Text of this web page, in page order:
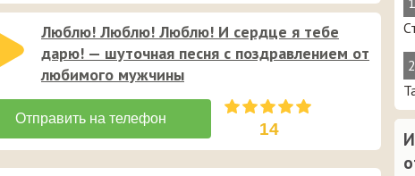
Люблю! Люблю! Люблю! И сердце я тебе
дарю! — шуточная песня с поздравлением от
любимого мужчины
14